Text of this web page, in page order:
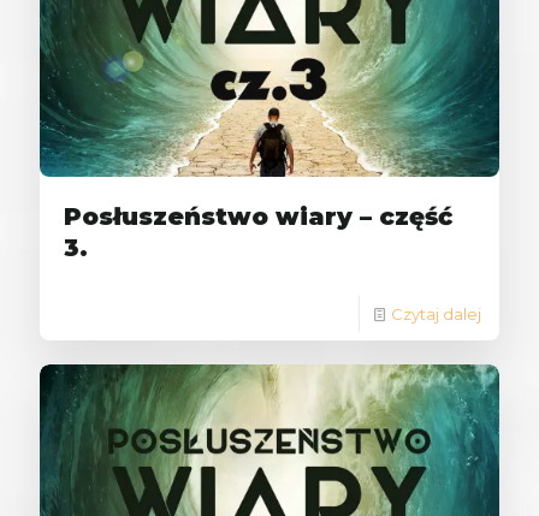
Posłuszeństwo wiary – część
3.
Czytaj dalej